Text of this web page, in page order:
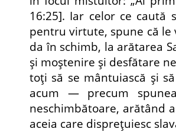
16:25]. Iar celor ce caută
pentru virtute, spune că
da în schimb, la arătarea
şi moştenire şi desfătare
toţi să se mântuiască şi
acum — precum
neschimbătoare, arătând
aceia care dispreţuiesc